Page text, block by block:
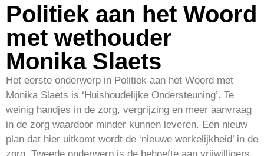
Politiek aan het Woord
met wethouder
Monika Slaets
Het eerste onderwerp in Politiek aan het Woord met
Monika Slaets is ‘Huishoudelijke Ondersteuning’. Te
weinig handjes in de zorg, vergrijzing en meer aanvraag
in de zorg waardoor minder kunnen leveren. Een nieuw
plan dat hier uitkomt wordt de ‘nieuwe werkelijkheid’ in de